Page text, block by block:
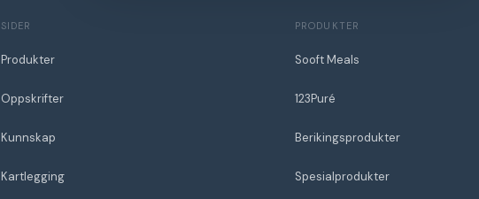
SIDER
Produkter
Oppskrifter
Kunnskap
Kartlegging
PRODUKTER
Sooft Meals
123Puré
Berikingsprodukter
Spesialprodukter